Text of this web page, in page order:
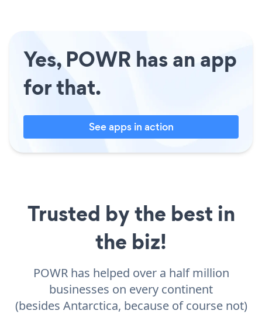
Yes, POWR has an app
for that.
See apps in action
Trusted by the best in
the biz!
POWR has helped over a half million
businesses on every continent
(besides Antarctica, because of course not)